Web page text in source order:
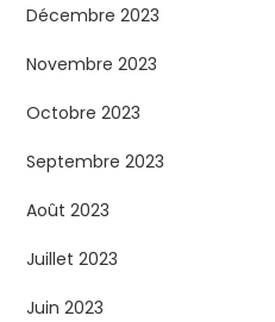
Décembre 2023
Novembre 2023
Octobre 2023
Septembre 2023
Août 2023
Juillet 2023
Juin 2023